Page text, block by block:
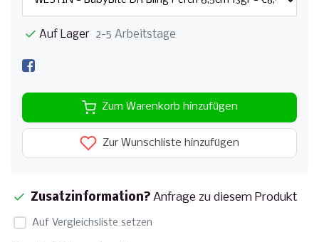
Auf Lager 2-5 Arbeitstage
Zum Warenkorb hinzufügen
Zur Wunschliste hinzufügen
Zusatzinformation? Anfrage zu diesem Produkt
Auf Vergleichsliste setzen